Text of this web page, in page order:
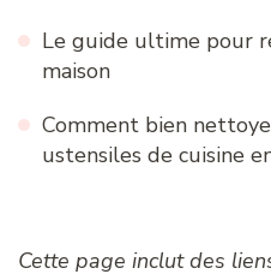
Le guide ultime pour
maison
Comment bien
ustensiles de cuisine
Cette page inclut des